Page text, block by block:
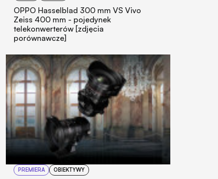
OPPO Hasselblad 300 mm VS Vivo
Zeiss 400 mm - pojedynek
telekonwerterów [zdjęcia
porównawcze]
PREMIERA OBIEKTYWY